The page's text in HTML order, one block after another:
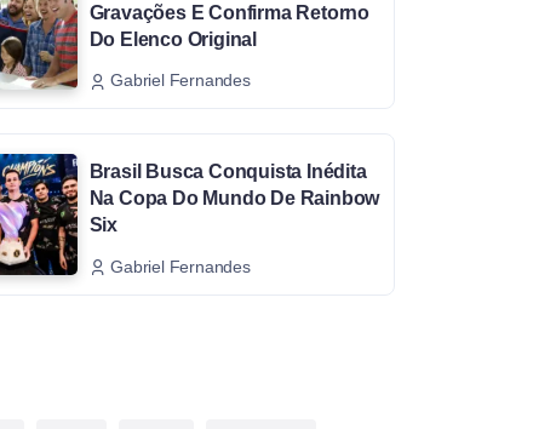
Gravações E Confirma Retorno
Do Elenco Original
Gabriel Fernandes
Brasil Busca Conquista Inédita
Na Copa Do Mundo De Rainbow
Six
Gabriel Fernandes